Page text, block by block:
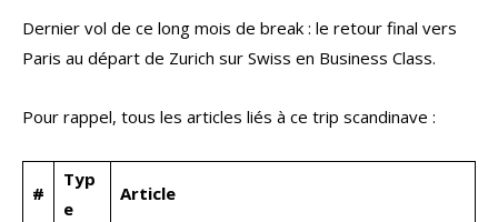
Dernier vol de ce long mois de break : le retour final vers
Paris au départ de Zurich sur Swiss en Business Class.
Pour rappel, tous les articles liés à ce trip scandinave :
#
Typ
e
Article